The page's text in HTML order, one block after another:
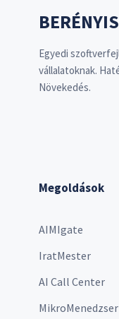
Egyedi
vállalatoknak.
Növekedés.
Megoldások
AIMIgate
IratMester
AI Call Center
MikroMenedzser